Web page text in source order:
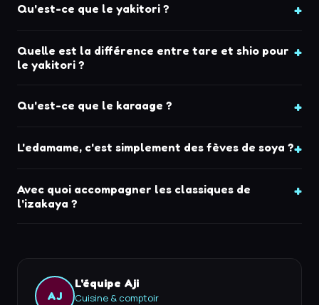
Qu'est-ce que le yakitori ?
Quelle est la différence entre tare et shio pour
le yakitori ?
Qu'est-ce que le karaage ?
L'edamame, c'est simplement des fèves de soya ?
Avec quoi accompagner les classiques de
l'izakaya ?
AJ
L'équipe Aji
Cuisine & comptoir